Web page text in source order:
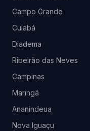
Campo Grande
Cuiabá
Diadema
Ribeirão das Neves
Campinas
Maringá
Ananindeua
Nova Iguaçu